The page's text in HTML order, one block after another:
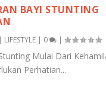
BAYI STUNTING
LIFESTYLE | 0 |
Mulai Dari
Perhatian...